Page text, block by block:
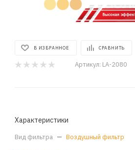
В ИЗБРАННОЕ СРАВНИТЬ
Артикул: LA-2080
Характеристики
Вид фильтра — Воздушный фильтр